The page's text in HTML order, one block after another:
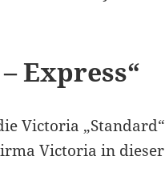
Express“
Victoria „Standard“
Victoria in dieser